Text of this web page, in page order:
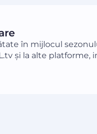
în mijlocul
și la alte platforme,